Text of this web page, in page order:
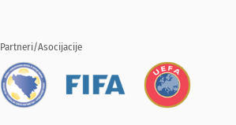
Partneri/Asocijacije